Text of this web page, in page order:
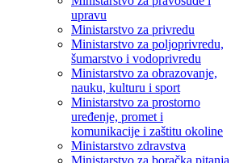
upravu
Ministarstvo za privredu
Ministarstvo za poljoprivredu,
šumarstvo i vodoprivredu
Ministarstvo za obrazovanje,
nauku, kulturu i sport
Ministarstvo za prostorno
uređenje, promet i
komunikacije i zaštitu okoline
Ministarstvo zdravstva
Ministarstvo za boračka pitanja